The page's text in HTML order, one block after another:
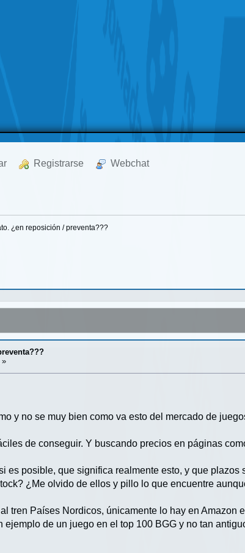
Registrarse Webchat
¿en reposición / preventa???
»
y no se muy bien como va esto del mercado de
de conseguir. Y buscando precios en páginas
es posible, que significa realmente esto, y que plazos
¿Me olvido de ellos y pillo lo que encuentre
tren Países Nordicos, únicamente lo hay en Amazon
ejemplo de un juego en el top 100 BGG y no tan